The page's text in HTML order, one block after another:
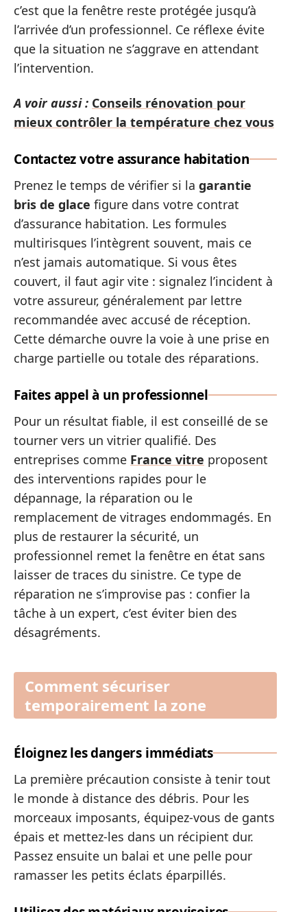
c’est que la fenêtre reste protégée jusqu’à
l’arrivée d’un professionnel. Ce réflexe évite
que la situation ne s’aggrave en attendant
l’intervention.
A voir aussi : Conseils rénovation pour
mieux contrôler la température chez vous
Contactez votre assurance habitation
Prenez le temps de vérifier si la garantie
bris de glace figure dans votre contrat
d’assurance habitation. Les formules
multirisques l’intègrent souvent, mais ce
n’est jamais automatique. Si vous êtes
couvert, il faut agir vite : signalez l’incident à
votre assureur, généralement par lettre
recommandée avec accusé de réception.
Cette démarche ouvre la voie à une prise en
charge partielle ou totale des réparations.
Faites appel à un professionnel
Pour un résultat fiable, il est conseillé de se
tourner vers un vitrier qualifié. Des
entreprises comme France vitre proposent
des interventions rapides pour le
dépannage, la réparation ou le
remplacement de vitrages endommagés. En
plus de restaurer la sécurité, un
professionnel remet la fenêtre en état sans
laisser de traces du sinistre. Ce type de
réparation ne s’improvise pas : confier la
tâche à un expert, c’est éviter bien des
désagréments.
Comment sécuriser
temporairement la zone
Éloignez les dangers immédiats
La première précaution consiste à tenir tout
le monde à distance des débris. Pour les
morceaux imposants, équipez-vous de gants
épais et mettez-les dans un récipient dur.
Passez ensuite un balai et une pelle pour
ramasser les petits éclats éparpillés.